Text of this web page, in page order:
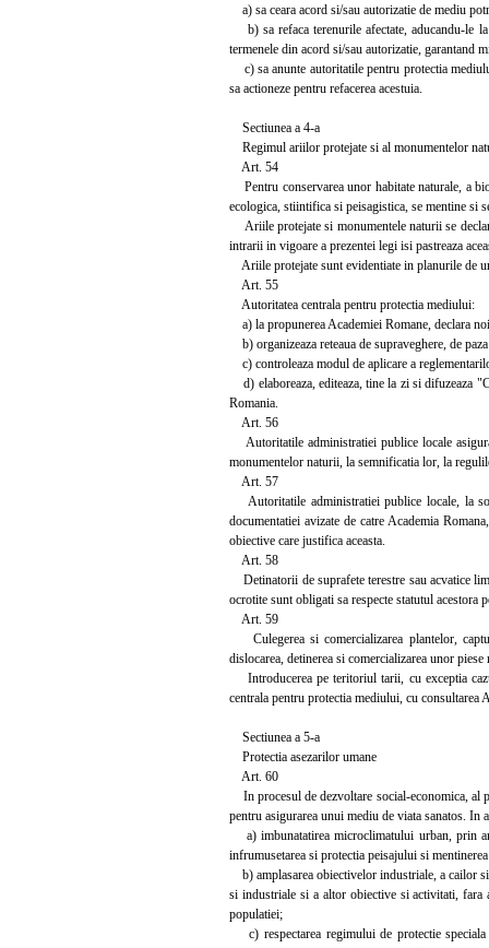
a) sa ceara acord si/sau autorizatie de mediu
b) sa refaca terenurile afectate, aducandu-le
termenele din acord si/sau autorizatie, garantand
c) sa anunte autoritatile pentru protectia
sa actioneze pentru refacerea acestuia.
Sectiunea a 4-a
Regimul ariilor protejate si al monumentelor
Art. 54
Pentru conservarea unor habitate naturale, a
ecologica, stiintifica si peisagistica, se mentine si
Ariile protejate si monumentele naturii se
intrarii in vigoare a prezentei legi isi pastreaza
Ariile protejate sunt evidentiate in planurile de
Art. 55
Autoritatea centrala pentru protectia mediului:
a) la propunerea Academiei Romane, declara
b) organizeaza reteaua de supraveghere, de
c) controleaza modul de aplicare a
d) elaboreaza, editeaza, tine la zi si difuzeaza
Romania.
Art. 56
Autoritatile administratiei publice locale
monumentelor naturii, la semnificatia lor, la
Art. 57
Autoritatile administratiei publice locale, la
documentatiei avizate de catre Academia
obiective care justifica aceasta.
Art. 58
Detinatorii de suprafete terestre sau acvatice
ocrotite sunt obligati sa respecte statutul acestora
Art. 59
Culegerea si comercializarea plantelor,
dislocarea, detinerea si comercializarea unor
Introducerea pe teritoriul tarii, cu exceptia
centrala pentru protectia mediului, cu consultarea
Sectiunea a 5-a
Protectia asezarilor umane
Art. 60
In procesul de dezvoltare social-economica, al
pentru asigurarea unui mediu de viata sanatos.
a) imbunatatirea microclimatului urban, prin
infrumusetarea si protectia peisajului si
b) amplasarea obiectivelor industriale, a cailor
si industriale si a altor obiective si activitati, fara
populatiei;
c) respectarea regimului de protectie